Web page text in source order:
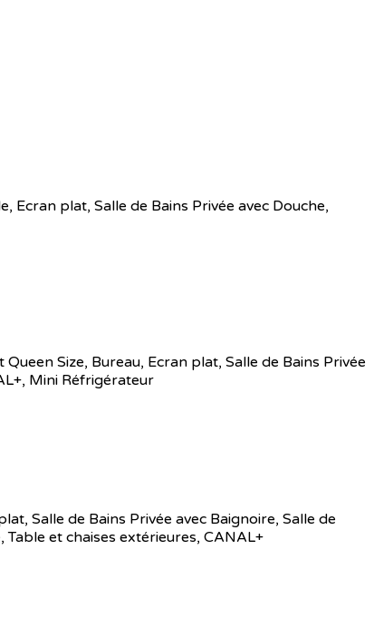
, Ecran plat, Salle de Bains Privée avec Douche,
Queen Size, Bureau, Ecran plat, Salle de Bains Privée
, Mini Réfrigérateur
, Salle de Bains Privée avec Baignoire, Salle de
,Table et chaises extérieures, CANAL+